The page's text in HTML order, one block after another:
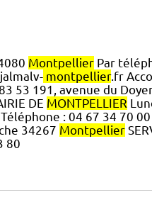
MontpellierPar
montpellier.fr
53 191, avenue du
DE MONTPELLIER
: 04 67 34 70
34267 Montpellier
80